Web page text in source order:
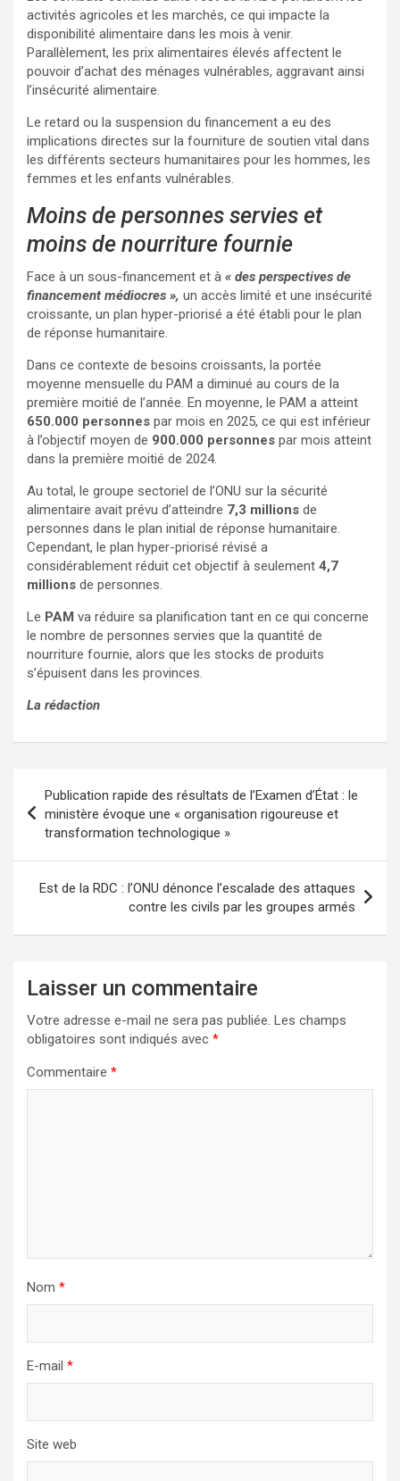
activités agricoles et les marchés, ce qui impacte la
disponibilité alimentaire dans les mois à venir.
Parallèlement, les prix alimentaires élevés affectent le
pouvoir d’achat des ménages vulnérables, aggravant ainsi
l’insécurité alimentaire.
Le retard ou la suspension du financement a eu des
implications directes sur la fourniture de soutien vital dans
les différents secteurs humanitaires pour les hommes, les
femmes et les enfants vulnérables.
Moins de personnes servies et
moins de nourriture fournie
Face à un sous-financement et à « des perspectives de
financement médiocres », un accès limité et une insécurité
croissante, un plan hyper-priorisé a été établi pour le plan
de réponse humanitaire.
Dans ce contexte de besoins croissants, la portée
moyenne mensuelle du PAM a diminué au cours de la
première moitié de l’année. En moyenne, le PAM a atteint
650.000 personnes par mois en 2025, ce qui est inférieur
à l’objectif moyen de 900.000 personnes par mois atteint
dans la première moitié de 2024.
Au total, le groupe sectoriel de l’ONU sur la sécurité
alimentaire avait prévu d’atteindre 7,3 millions de
personnes dans le plan initial de réponse humanitaire.
Cependant, le plan hyper-priorisé révisé a
considérablement réduit cet objectif à seulement 4,7
millions de personnes.
Le PAM va réduire sa planification tant en ce qui concerne
le nombre de personnes servies que la quantité de
nourriture fournie, alors que les stocks de produits
s’épuisent dans les provinces.
La rédaction
de
l’article
Publication rapide des résultats de l’Examen d’État : le
ministère évoque une « organisation rigoureuse et
transformation technologique »
Est de la RDC : l’ONU dénonce l’escalade des attaques
contre les civils par les groupes armés
Laisser un commentaire
Votre adresse e-mail ne sera pas publiée. Les champs
obligatoires sont indiqués avec *
Commentaire *
Nom *
E-mail *
Site web